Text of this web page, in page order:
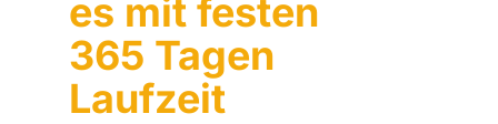
es mit festen
365 Tagen
Laufzeit